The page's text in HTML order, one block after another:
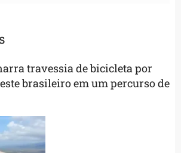
travessia de bicicleta por
brasileiro em um percurso de